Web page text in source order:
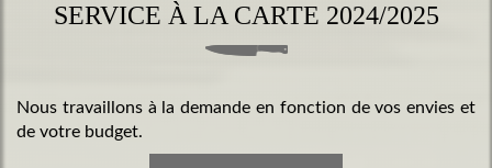
SERVICE À LA CARTE 2024/2025
Nous travaillons à la demande en fonction de vos envies et
de votre budget.